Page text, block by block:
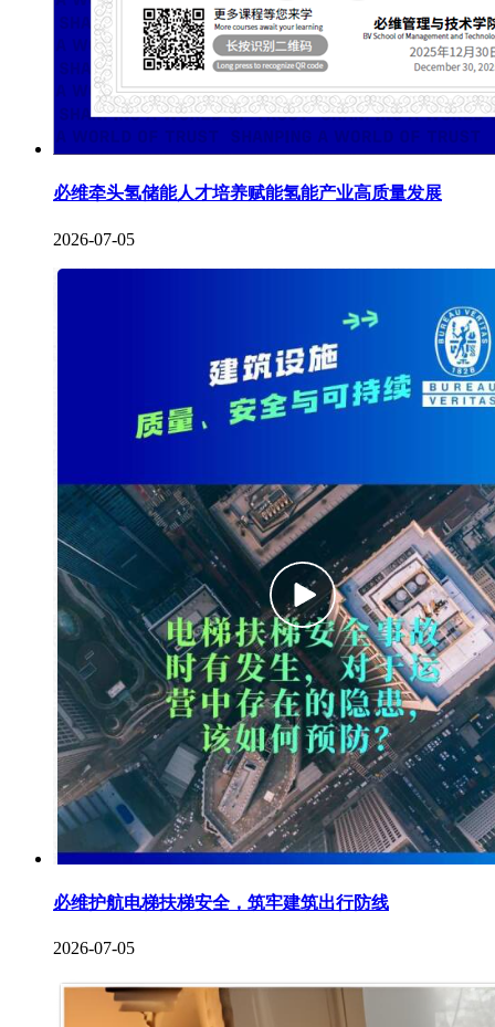
必维牵头氢储能人才培养赋能氢能产业高质量发展
2026-07-05
必维护航电梯扶梯安全，筑牢建筑出行防线
2026-07-05